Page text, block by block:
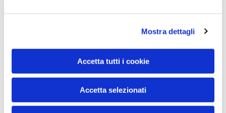
Mostra dettagli
Accetta tutti i cookie
Accetta selezionati